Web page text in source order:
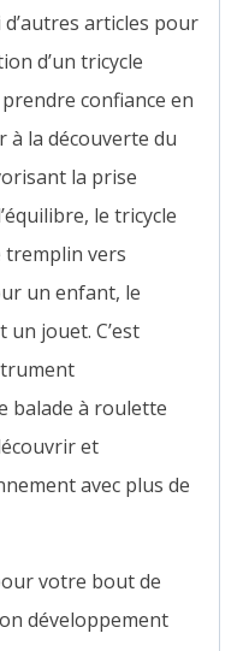
articles pour
d’un tricycle
confiance en
à la découverte du
la prise
le tricycle
tremplin vers
un enfant, le
un jouet. C’est
balade à roulette
et
avec plus de
votre bout de
développement